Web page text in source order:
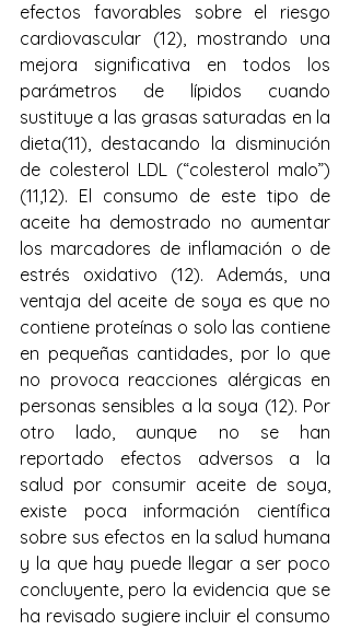
efectos favorables sobre el riesgo
cardiovascular (12), mostrando una
mejora significativa en todos los
parámetros de lípidos cuando
sustituye a las grasas saturadas en la
dieta(11), destacando la disminución
de colesterol LDL (“colesterol malo”)
(11,12). El consumo de este tipo de
aceite ha demostrado no aumentar
los marcadores de inflamación o de
estrés oxidativo (12). Además, una
ventaja del aceite de soya es que no
contiene proteínas o solo las contiene
en pequeñas cantidades, por lo que
no provoca reacciones alérgicas en
personas sensibles a la soya (12). Por
otro lado, aunque no se han
reportado efectos adversos a la
salud por consumir aceite de soya,
existe poca información científica
sobre sus efectos en la salud humana
y la que hay puede llegar a ser poco
concluyente, pero la evidencia que se
ha revisado sugiere incluir el consumo